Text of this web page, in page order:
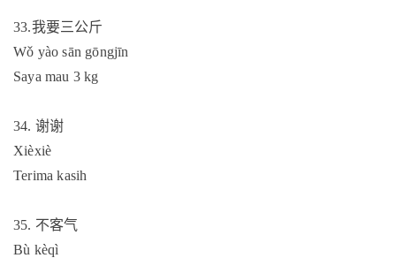
33.我要三公斤
Wǒ yào sān gōngjīn
Saya mau 3 kg
34. 谢谢
Xièxiè
Terima kasih
35. 不客气
Bù kèqì